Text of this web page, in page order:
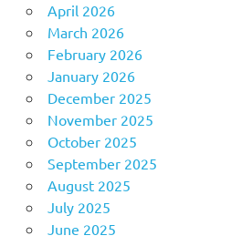
April 2026
March 2026
February 2026
January 2026
December 2025
November 2025
October 2025
September 2025
August 2025
July 2025
June 2025